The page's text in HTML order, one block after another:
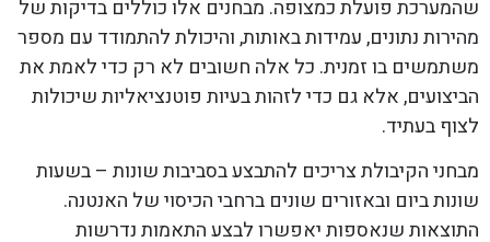
שהמערכת פועלת כמצופה. מבחנים אלו כוללים בדיקות של
מהירות נתונים, עמידות באותות, והיכולת להתמודד עם מספר
משתמשים בו זמנית. כל אלה חשובים לא רק כדי לאמת את
הביצועים, אלא גם כדי לזהות בעיות פוטנציאליות שיכולות
לצוף בעתיד.
מבחני הקיבולת צריכים להתבצע בסביבות שונות – בשעות
שונות ביום ובאזורים שונים ברחבי הכיסוי של האנטנה.
התוצאות שנאספות יאפשרו לבצע התאמות נדרשות